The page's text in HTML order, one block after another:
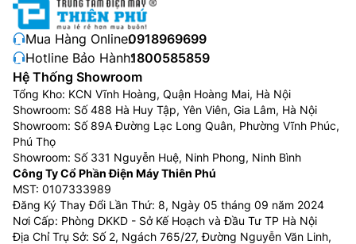
Mua Hàng Online:0918969699
Hotline Bảo Hành:1800585859
Hệ Thống Showroom
Tổng Kho: KCN Vĩnh Hoàng, Quận Hoàng Mai, Hà Nội
Showroom: Số 488 Hà Huy Tập, Yên Viên, Gia Lâm, Hà Nội
Showroom: Số 89A Đường Lạc Long Quân, Phường Vĩnh Phúc,
Phú Thọ
Showroom: Số 331 Nguyễn Huệ, Ninh Phong, Ninh Bình
Công Ty Cổ Phần Điện Máy Thiên Phú
MST: 0107333989
Đăng Ký Thay Đổi Lần Thứ: 8, Ngày 05 tháng 09 năm 2024
Nơi Cấp: Phòng DKKD - Sở Kế Hoạch và Đầu Tư TP Hà Nội
Địa Chỉ Trụ Sở: Số 2, Ngách 765/27, Đường Nguyễn Văn Linh,